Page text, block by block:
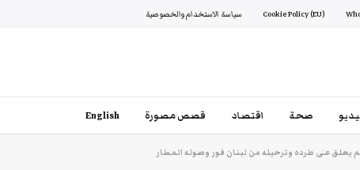
Cookie Policy (EU) سياسة الاستخدام والخصوصية
صحة اقتصاد قصص مصورة English
على طرده وترحيله من لبنان فور وصوله المطار